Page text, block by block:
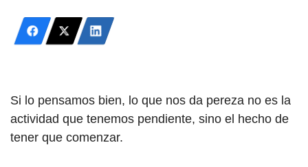
Si lo pensamos bien, lo que nos da pereza no es la
actividad que tenemos pendiente, sino el hecho de
tener que comenzar.